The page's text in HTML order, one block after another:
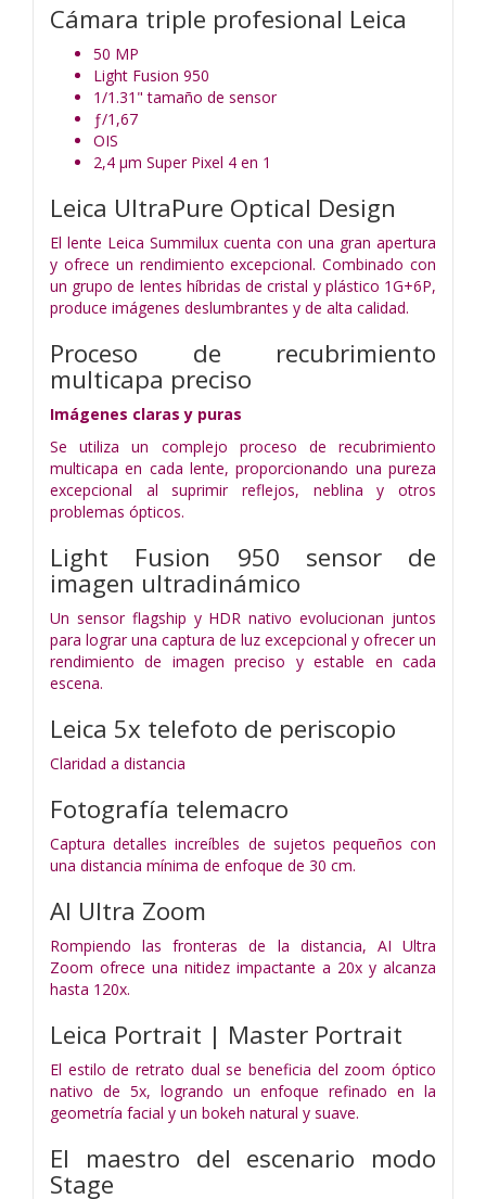
Cámara triple profesional Leica
50 MP
Light Fusion 950
1/1.31" tamaño de sensor
ƒ/1,67
OIS
2,4 μm Super Pixel 4 en 1
Leica UltraPure Optical Design
El lente Leica Summilux cuenta con una gran apertura
y ofrece un rendimiento excepcional. Combinado con
un grupo de lentes híbridas de cristal y plástico 1G+6P,
produce imágenes deslumbrantes y de alta calidad.
Proceso de recubrimiento
multicapa preciso
Imágenes claras y puras
Se utiliza un complejo proceso de recubrimiento
multicapa en cada lente, proporcionando una pureza
excepcional al suprimir reflejos, neblina y otros
problemas ópticos.
Light Fusion 950 sensor de
imagen ultradinámico
Un sensor flagship y HDR nativo evolucionan juntos
para lograr una captura de luz excepcional y ofrecer un
rendimiento de imagen preciso y estable en cada
escena.
Leica 5x telefoto de periscopio
Claridad a distancia
Fotografía telemacro
Captura detalles increíbles de sujetos pequeños con
una distancia mínima de enfoque de 30 cm.
AI Ultra Zoom
Rompiendo las fronteras de la distancia, AI Ultra
Zoom ofrece una nitidez impactante a 20x y alcanza
hasta 120x.
Leica Portrait | Master Portrait
El estilo de retrato dual se beneficia del zoom óptico
nativo de 5x, logrando un enfoque refinado en la
geometría facial y un bokeh natural y suave.
El maestro del escenario modo
Stage